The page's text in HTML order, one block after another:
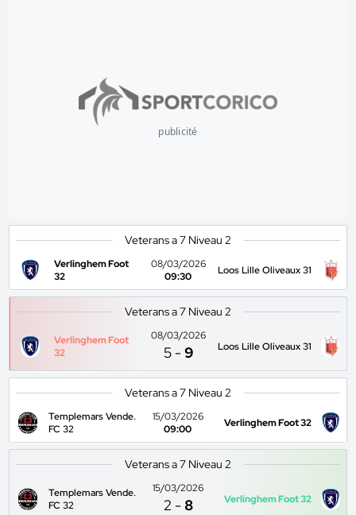
publicité
Veterans a 7 Niveau 2
Verlinghem Foot
32
08/03/2026
09:30
Loos Lille Oliveaux 31
Veterans a 7 Niveau 2
Verlinghem Foot
32
08/03/2026
5 -9 Loos Lille Oliveaux 31
Veterans a 7 Niveau 2
Templemars Vende.
FC 32
15/03/2026
09:00
Verlinghem Foot 32
Veterans a 7 Niveau 2
Templemars Vende.
FC 32
15/03/2026
2 -8 Verlinghem Foot 32